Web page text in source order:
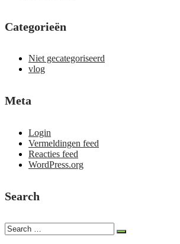
Categorieën
Niet gecategoriseerd
vlog
Meta
Login
Vermeldingen feed
Reacties feed
WordPress.org
Search